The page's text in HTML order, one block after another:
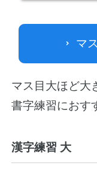
マス目大ほど大
書字練習におす
マ
漢字練習 大